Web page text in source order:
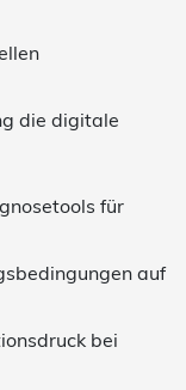
digitale
für
auf
bei